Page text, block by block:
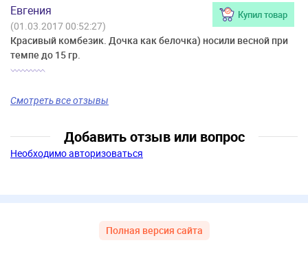
Евгения Купил товар
(01.03.2017 00:52:27)
Красивый комбезик. Дочка как белочка) носили весной при
темпе до 15 гр.
Смотреть все отзывы
Добавить отзыв или вопрос
Необходимо авторизоваться
Полная версия сайта